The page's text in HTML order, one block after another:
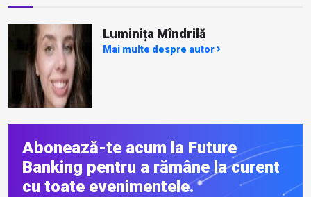
Luminița Mîndrilă
Mai multe despre autor
Abonează-te acum la Future
Banking pentru a rămâne la curent
cu toate evenimentele.